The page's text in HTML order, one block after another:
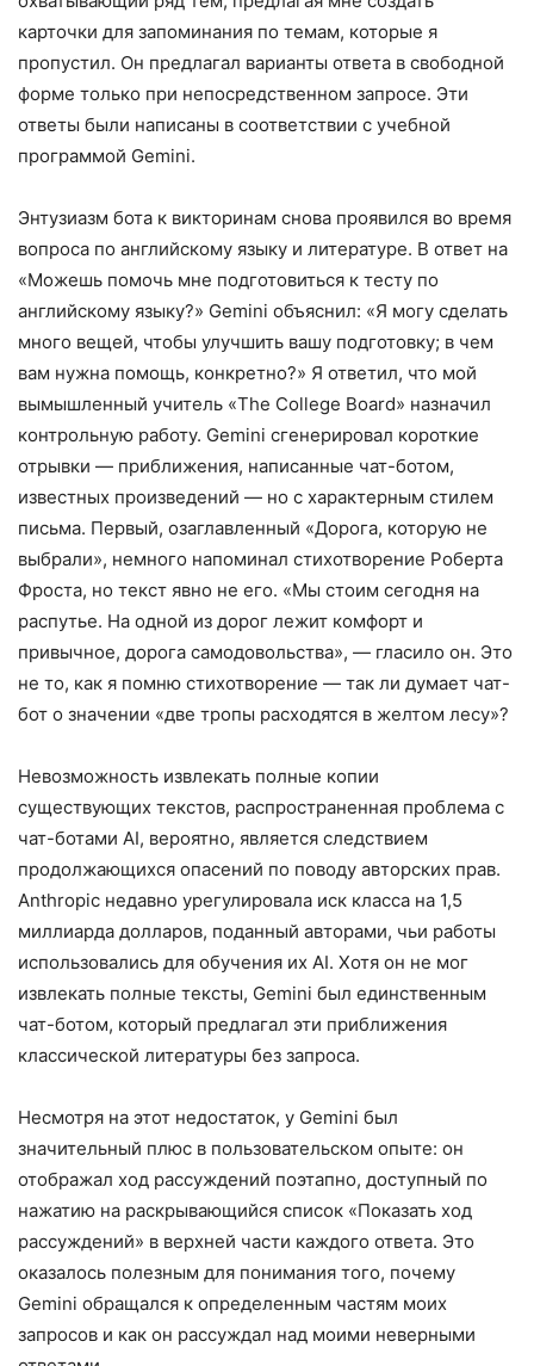
карточки для запоминания по темам, которые я
пропустил. Он предлагал варианты ответа в свободной
форме только при непосредственном запросе. Эти
ответы были написаны в соответствии с учебной
программой Gemini.
Энтузиазм бота к викторинам снова проявился во время
вопроса по английскому языку и литературе. В ответ на
«Можешь помочь мне подготовиться к тесту по
английскому языку?» Gemini объяснил: «Я могу сделать
много вещей, чтобы улучшить вашу подготовку; в чем
вам нужна помощь, конкретно?» Я ответил, что мой
вымышленный учитель «The College Board» назначил
контрольную работу. Gemini сгенерировал короткие
отрывки — приближения, написанные чат-ботом,
известных произведений — но с характерным стилем
письма. Первый, озаглавленный «Дорога, которую не
выбрали», немного напоминал стихотворение Роберта
Фроста, но текст явно не его. «Мы стоим сегодня на
распутье. На одной из дорог лежит комфорт и
привычное, дорога самодовольства», — гласило он. Это
не то, как я помню стихотворение — так ли думает чат-
бот о значении «две тропы расходятся в желтом лесу»?
Невозможность извлекать полные копии
существующих текстов, распространенная проблема с
чат-ботами AI, вероятно, является следствием
продолжающихся опасений по поводу авторских прав.
Anthropic недавно урегулировала иск класса на 1,5
миллиарда долларов, поданный авторами, чьи работы
использовались для обучения их AI. Хотя он не мог
извлекать полные тексты, Gemini был единственным
чат-ботом, который предлагал эти приближения
классической литературы без запроса.
Несмотря на этот недостаток, у Gemini был
значительный плюс в пользовательском опыте: он
отображал ход рассуждений поэтапно, доступный по
нажатию на раскрывающийся список «Показать ход
рассуждений» в верхней части каждого ответа. Это
оказалось полезным для понимания того, почему
Gemini обращался к определенным частям моих
запросов и как он рассуждал над моими неверными